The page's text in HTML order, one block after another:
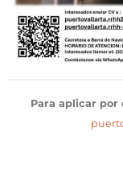
Para aplicar por